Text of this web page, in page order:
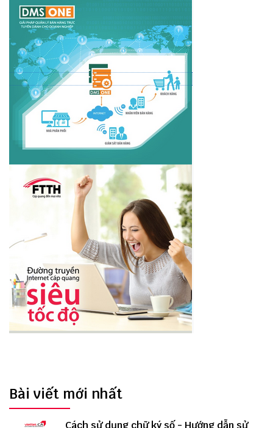
Bài viết mới nhất
Cách sử dụng chữ ký số - Hướng dẫn sử